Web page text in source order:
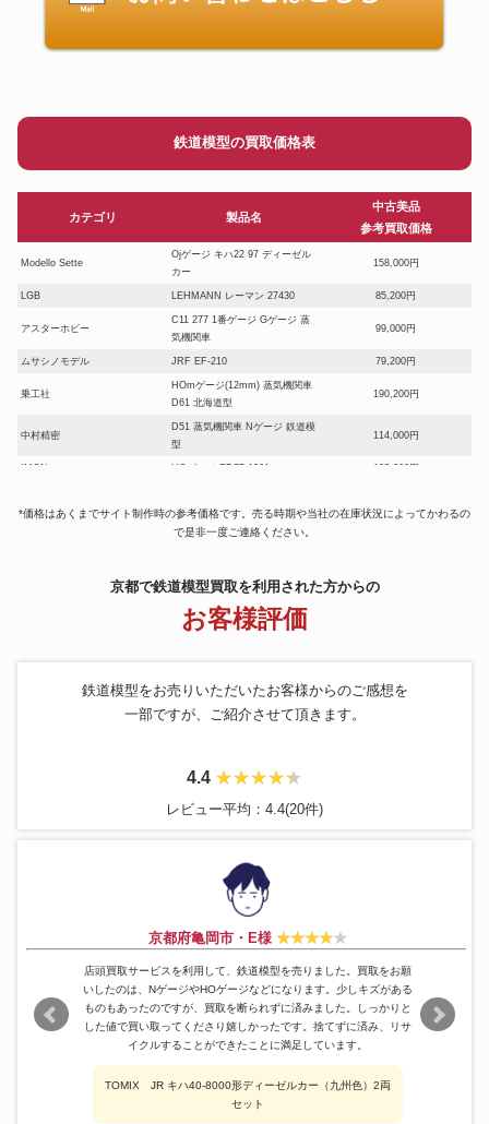
鉄道模型の買取価格表
カテゴリ 製品名
中古美品
参考買取価格
Modello Sette
Ojゲージ キハ22 97 ディーゼル
カー
158,000円
LGB LEHMANN レーマン 27430 85,200円
アスターホビー
C11 277 1番ゲージ Gゲージ 蒸
気機関車
99,000円
ムサシノモデル JRF EF-210 79,200円
乗工社
HOmゲージ(12mm) 蒸気機関車
D61 北海道型
190,200円
中村精密
D51 蒸気機関車 Nゲージ 鉄道模
型
114,000円
IMON HOゲージ ED75 1001 102,600円
EF71 国鉄交流電気機関車
HOゲージ 鉄道模型 京福（嵐
ドユニット
87,600円
鉄道模型 HOゲージ No.12003
電気機関車 EF81形
BLS Be 6/8 No201-205 BREDA
Oゲージ
120,000円
阿里山 18ton シェイ 15号機
OS TRAM バッテリー列車 3.5
キハ 17 293 /鉄道模型
国鉄 DD51 山陰B寒地
蒸気機関車 C51形 HOゲージ
MORE
鉄道模型 HOゲージ 鉄道省
82,800円
HOゲージ No.11001 国鉄C62形
２号機 北海道時代
115,200円
さくら模型 HOゲージ DE10 1168 HO1067 121,500円
秋田中央交通 デワ3001 HOゲー
ジ
EF15 電気機関車 標準型 63,000円
*価格はあくまでサイト制作時の参考価格です。売る時期や当社の在庫状況によってかわるの
で是非一度ご連絡ください。
京都で鉄道模型買取を利用された方からの
お客様評価
鉄道模型をお売りいただいたお客様からのご感想を
一部ですが、ご紹介させて頂きます。
4.4
レビュー平均：4.4(20件)
京都府亀岡市・E様
店頭買取サービスを利用して、鉄道模型を売りました。買取をお願
いしたのは、NゲージやHOゲージなどになります。少しキズがある
ものもあったのですが、買取を断られずに済みました。しっかりと
した値で買い取ってくださり嬉しかったです。捨てずに済み、リサ
イクルすることができたことに満足しています。
TOMIX JR キハ40-8000形ディーゼルカー（九州色）2両
セット